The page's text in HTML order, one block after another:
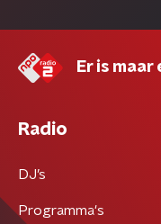
Er is maar
Radio
DJ’s
Programma's